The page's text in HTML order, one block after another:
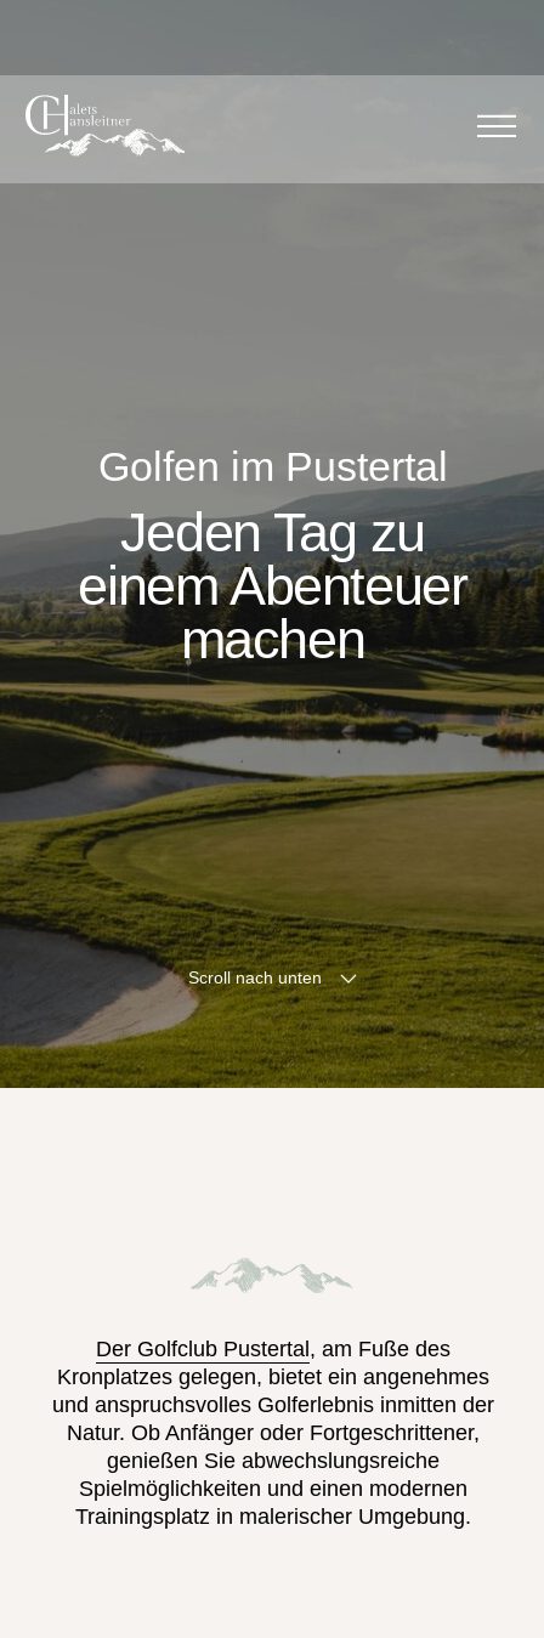
machen
Scroll nach unten
Der Golfclub Pustertal, am Fuße des
Kronplatzes gelegen, bietet ein angenehmes
und anspruchsvolles Golferlebnis inmitten der
Natur. Ob Anfänger oder Fortgeschrittener,
genießen Sie abwechslungsreiche
Spielmöglichkeiten und einen modernen
Trainingsplatz in malerischer Umgebung.